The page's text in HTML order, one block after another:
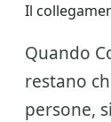
Il
Quando
restano
persone,